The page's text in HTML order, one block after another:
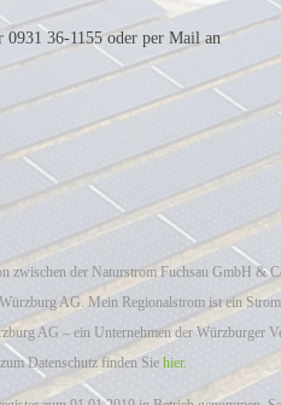
0931 36-1155 oder per Mail an
zwischen der Naturstrom Fuchsau GmbH &
AG. Mein Regionalstrom ist ein
AG – ein Unternehmen der Würzburger
Datenschutz finden Siehier.